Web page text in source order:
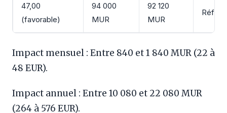
47,00
(favorable)
94 000
MUR
92 120
MUR
Impact mensuel : Entre 840 et 1 840 MUR (22 à
48 EUR).
Impact annuel : Entre 10 080 et 22 080 MUR
(264 à 576 EUR).